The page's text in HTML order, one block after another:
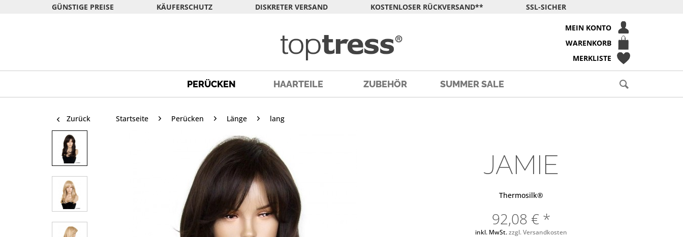
GÜNSTIGE PREISE KÄUFERSCHUTZ DISKRETER VERSAND KOSTENLOSER RÜCKVERSAND** SSL-SICHER
MEIN KONTO
WARENKORB
MERKLISTE
PERÜCKEN HAARTEILE ZUBEHÖR SUMMER SALE
Zurück Startseite Perücken Länge lang
JAMIE
Thermosilk®
92,08 € *
inkl. MwSt.zzgl. Versandkosten